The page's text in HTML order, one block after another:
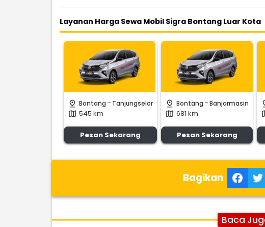
Layanan Harga Sewa Mobil Sigra Bontang Luar Kota
pin_drop Bontang - Tanjungselor
map 545 km
Pesan Sekarang
pin_drop Bontang -Banjarmasin
map 681 km
Pesan Sekarang
Bagikan
Baca